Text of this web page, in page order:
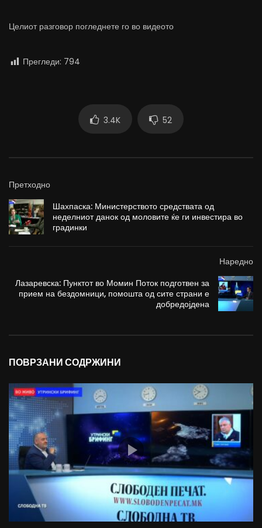
Целиот разговор погледнете го во видеото
Прегледи: 794
3.4K 52
Претходно
Шахпаска: Министерството средствата од
неделниот данок од моловите ќе ги инвестира во
градинки
Наредно
Лазаревска: Пунктот во Момин Поток подготвен за
прием на бездомници, помошта од сите страни е
добредојдена
ПОВРЗАНИ СОДРЖИНИ